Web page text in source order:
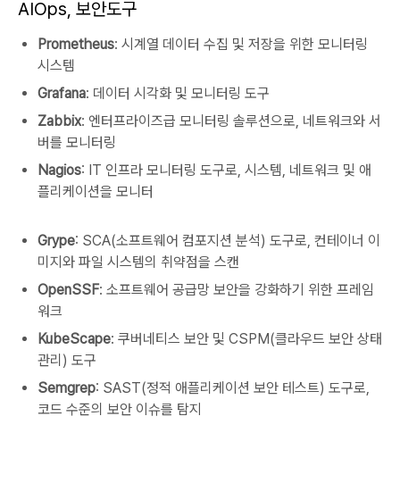
AIOps, 보안도구
Prometheus: 시계열 데이터 수집 및 저장을 위한 모니터링
시스템
Grafana: 데이터 시각화 및 모니터링 도구
Zabbix: 엔터프라이즈급 모니터링 솔루션으로, 네트워크와 서
버를 모니터링
Nagios: IT 인프라 모니터링 도구로, 시스템, 네트워크 및 애
플리케이션을 모니터
Grype: SCA(소프트웨어 컴포지션 분석) 도구로, 컨테이너 이
미지와 파일 시스템의 취약점을 스캔
OpenSSF: 소프트웨어 공급망 보안을 강화하기 위한 프레임
워크
KubeScape: 쿠버네티스 보안 및 CSPM(클라우드 보안 상태
관리) 도구
Semgrep: SAST(정적 애플리케이션 보안 테스트) 도구로,
코드 수준의 보안 이슈를 탐지